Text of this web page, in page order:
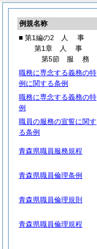
例規名称
■ 第1編の2
人 事
第1章
人事
第5節 服務
職務に専念する義務の特
例に関する条例
職務に専念する義務の特
例
職員の服務の宣誓に関す
る条例
青森県職員服務規程
青森県職員倫理条例
青森県職員倫理規則
青森県職員倫理規程